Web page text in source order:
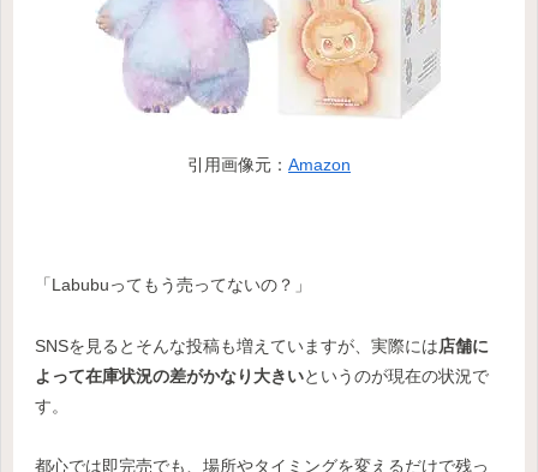
引用画像元： Amazon
「Labubuってもう売ってないの？」
SNSを見るとそんな投稿も増えていますが、実際には店舗に
よって在庫状況の差がかなり大きいというのが現在の状況で
す。
都心では即完売でも、場所やタイミングを変えるだけで残っ